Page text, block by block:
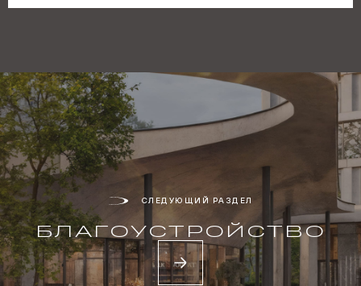
СЛЕДУЮЩИЙ РАЗДЕЛ
БЛАГО­УСТРОЙСТВО